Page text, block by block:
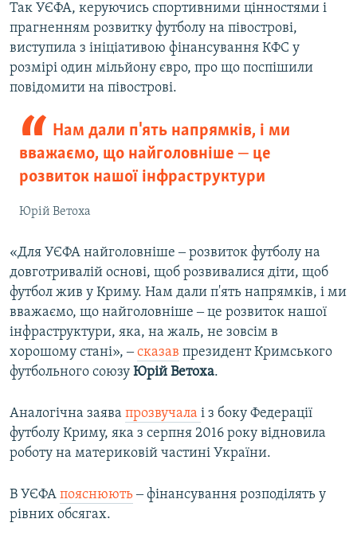
Так УЄФА, керуючись спортивними цінностями і
прагненням розвитку футболу на півострові,
виступила з ініціативою фінансування КФС у
розмірі один мільйону євро, про що поспішили
повідомити на півострові.
Нам дали п'ять напрямків, і ми
вважаємо, що найголовніше ‒ це
розвиток нашої інфраструктури
Юрій Ветоха
«Для УЄФА найголовніше ‒ розвиток футболу на
довготривалій основі, щоб розвивалися діти, щоб
футбол жив у Криму. Нам дали п'ять напрямків, і ми
вважаємо, що найголовніше ‒ це розвиток нашої
інфраструктури, яка, на жаль, не зовсім в
хорошому стані», ‒сказав президент Кримського
футбольного союзу Юрій Ветоха.
Аналогічна заява прозвучала і з боку Федерації
футболу Криму, яка з серпня 2016 року відновила
роботу на материковій частині України.
В УЄФА пояснюють‒ фінансування розподілять у
рівних обсягах.